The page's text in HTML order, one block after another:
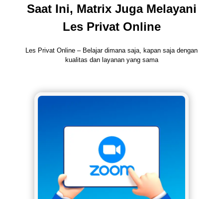
Saat Ini, Matrix Juga Melayani
Les Privat Online
Les Privat Online – Belajar dimana saja, kapan saja dengan
kualitas dan layanan yang sama